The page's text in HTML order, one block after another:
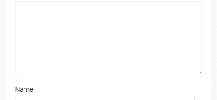
Name